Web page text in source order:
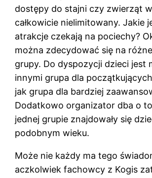
dostępy do stajni czy zwierząt
całkowicie nielimitowany. Jakie
atrakcje czekają na pociechy?
można zdecydować się na
grupy. Do dyspozycji dzieci jest
innymi grupa dla
jak grupa dla bardziej
Dodatkowo organizator dba o
jednej grupie znajdowały się
podobnym wieku.
Może nie każdy ma tego
aczkolwiek fachowcy z Kogis